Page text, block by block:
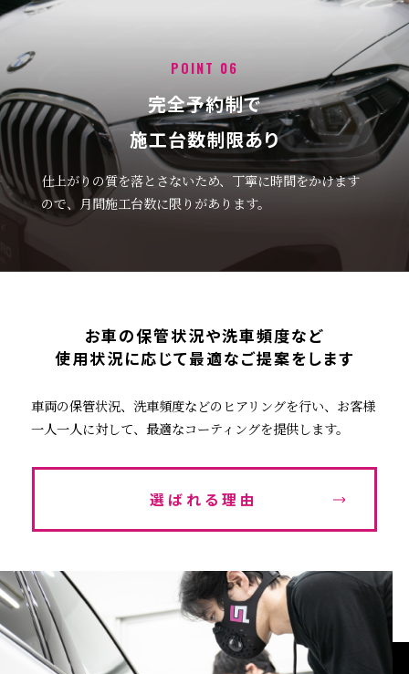
POINT 06
完全予約制で
施工台数制限あり
仕上がりの質を落とさないため、丁寧に時間をかけます
ので、月間施工台数に限りがあります。
お車の保管状況や洗車頻度など
使用状況に応じて最適なご提案をします
車両の保管状況、洗車頻度などのヒアリングを行い、お客様
一人一人に対して、最適なコーティングを提供します。
選ばれる理由